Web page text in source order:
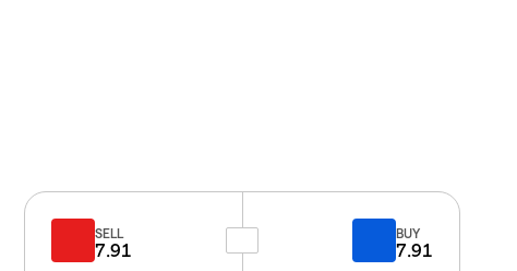
SELL
7.91
BUY
7.91